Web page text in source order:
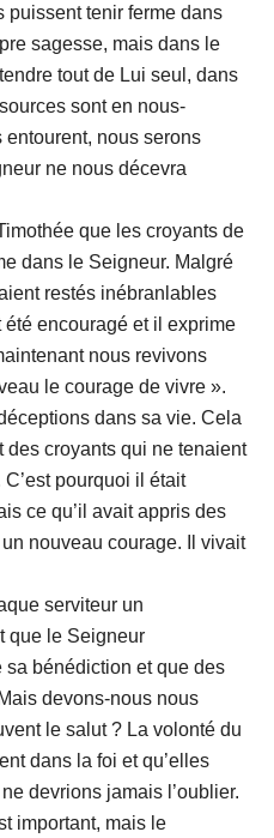
puissent tenir ferme dans
sagesse, mais dans le
tout de Lui seul, dans
sont en nous-
nous serons
ne nous décevra
que les croyants de
dans le Seigneur. Malgré
restés inébranlables
été encouragé et il exprime
nous revivons
le courage de vivre ».
dans sa vie. Cela
des croyants qui ne tenaient
pourquoi il était
ce qu’il avait appris des
nouveau courage. Il vivait
serviteur un
que le Seigneur
bénédiction et que des
devons-nous nous
le salut ? La volonté du
dans la foi et qu’elles
devrions jamais l’oublier.
important, mais le